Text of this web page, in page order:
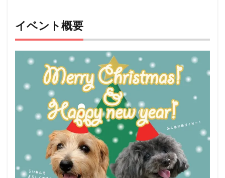
概要
ペッ
ト
猫）
他の
イベ
ント
イベント概要